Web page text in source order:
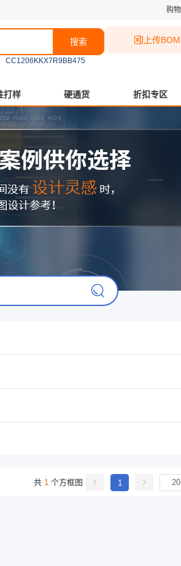
购
搜索
CC1206KKX7R9BB475
上传BOM
打样 硬通货 折扣专区
共 1 个方框图 1